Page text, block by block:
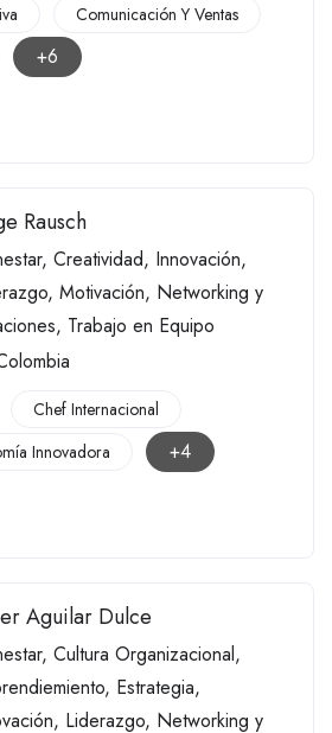
Comunicación Y Ventas
+6
Rausch
, Creatividad, Innovación,
, Motivación, Networking y
, Trabajo en Equipo
Chef Internacional
Innovadora
+4
Aguilar Dulce
, Cultura Organizacional,
, Estrategia,
, Liderazgo, Networking y